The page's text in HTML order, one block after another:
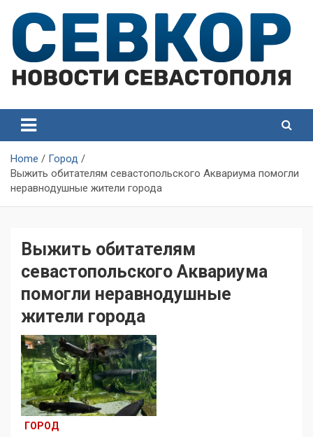
content
Севастополя
Севастополя
Home
Город
Выжить обитателям севастопольского Аквариума помогли
неравнодушные жители города
Выжить обитателям
севастопольского Аквариума
помогли неравнодушные
жители города
ГОРОД